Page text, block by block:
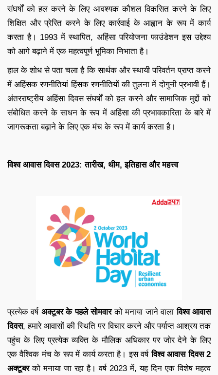
संघर्षों को हल करने के लिए आवश्यक कौशल विकसित करने के लिए
शिक्षित और प्रेरित करने के लिए कार्रवाई के आह्वान के रूप में कार्य
करता है। 1993 में स्थापित, अहिंसा परियोजना फाउंडेशन इस उद्देश्य
को आगे बढ़ाने में एक महत्वपूर्ण भूमिका निभाता है।
हाल के शोध से पता चला है कि सार्थक और स्थायी परिवर्तन प्राप्त करने
में अहिंसक रणनीतियां हिंसक रणनीतियों की तुलना में दोगुनी प्रभावी हैं।
अंतरराष्ट्रीय अहिंसा दिवस संघर्षों को हल करने और सामाजिक मुद्दों को
संबोधित करने के साधन के रूप में अहिंसा की प्रभावकारिता के बारे में
जागरूकता बढ़ाने के लिए एक मंच के रूप में कार्य करता है।
विश्व आवास दिवस 2023: तारीख, थीम, इतिहास और महत्त्व
प्रत्येक वर्ष अक्टूबर के पहले सोमवारको मनाया जाने वाला विश्व आवास
दिवस, हमारे आवासों की स्थिति पर विचार करने और पर्याप्त आश्रय तक
पहुंच के लिए प्रत्येक व्यक्ति के मौलिक अधिकार पर जोर देने के लिए
एक वैश्विक मंच के रूप में कार्य करता है। इस वर्षविश्व आवास दिवस 2
अक्टूबरको मनाया जा रहा है। वर्ष 2023 में, यह दिन एक विशेष महत्व